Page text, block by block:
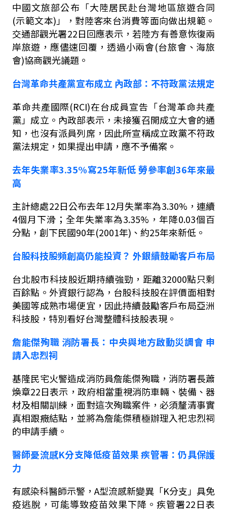
中國文旅部公布「大陸居民赴台灣地區旅遊合同
(示範文本) 」，對陸客來台消費等面向做出規範。
交通部觀光署22日回應表示，若陸方有善意恢復兩
岸旅遊，應儘速回覆，透過小兩會(台旅會、海旅
會)協商觀光議題。
台灣革命共產黨宣布成立 內政部：不符政黨法規定
革命共產國際(RCI)在台成員宣告「台灣革命共產
黨」成立。內政部表示，未接獲召開成立大會的通
知，也沒有派員列席，因此所宣稱成立政黨不符政
黨法規定，如果提出申請，應不予備案。
去年失業率3.35%寫25年新低勞參率創36年來最
高
主計總處22日公布去年12月失業率為3.30% ，連續
4個月下滑；全年失業率為3.35% ，年降0.03個百
分點，創下民國90年(2001年) 、約25年來新低。
台股科技股頻創高仍能投資？ 外銀續鼓勵客戶布局
台北股市科技股近期持續強勁，距離32000點只剩
百餘點。外資銀行認為，台股科技股在評價面相對
美國等成熟市場便宜，因此持續鼓勵客戶布局亞洲
科技股，特別看好台灣整體科技股表現。
詹能傑殉職 消防署長： 中央與地方啟動災調會 申
請入忠烈祠
基隆民宅火警造成消防員詹能傑殉職，消防署長蕭
煥章22日表示，政府相當重視消防車輛、裝備、器
材及相關訓練，面對這次殉職案件，必須釐清事實
真相跟癥結點，並將為詹能傑積極辦理入祀忠烈祠
的申請手續。
醫師憂流感K分支降低疫苗效果 疾管署：仍具保護
力
有感染科醫師示警， A型流感新變異「K分支」具免
疫逃脫，可能導致疫苗效果下降。疾管署22日表